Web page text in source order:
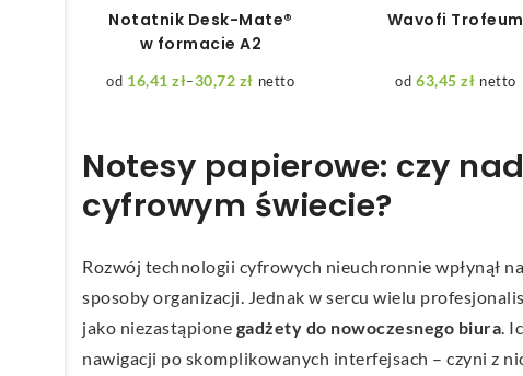
Notatnik Desk-Mate®
w formacie A2
16,41zł–30,72 zł
do
30,72 zł
netto
Wavofi Trofeum
63,45zł netto
Notesy papierowe: czy
cyfrowym świecie?
Rozwój technologii cyfrowych nieuchronnie wpłynął
sposoby organizacji. Jednak w sercu wielu
jako niezastąpione gadżety do nowoczesnego biura .
nawigacji po skomplikowanych interfejsach – czyni z